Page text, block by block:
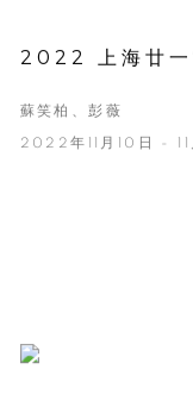
2022 上海廿一
蘇笑柏、彭薇
2022年11月10日 - 11